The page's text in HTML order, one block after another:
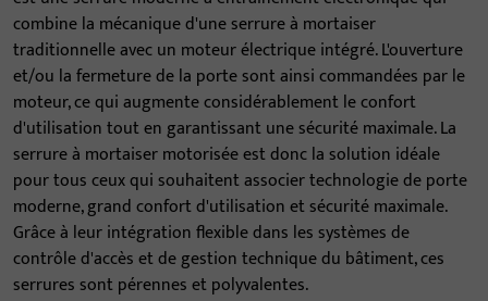
combine la mécanique d'une serrure à mortaiser
traditionnelle avec un moteur électrique intégré. L'ouverture
et/ou la fermeture de la porte sont ainsi commandées par le
moteur, ce qui augmente considérablement le confort
d'utilisation tout en garantissant une sécurité maximale. La
serrure à mortaiser motorisée est donc la solution idéale
pour tous ceux qui souhaitent associer technologie de porte
moderne, grand confort d'utilisation et sécurité maximale.
Grâce à leur intégration flexible dans les systèmes de
contrôle d'accès et de gestion technique du bâtiment, ces
serrures sont pérennes et polyvalentes.